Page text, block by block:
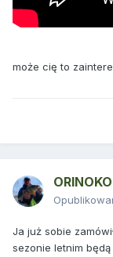
może cię to
ORINOKO
Ja już sobie
sezonie letnim